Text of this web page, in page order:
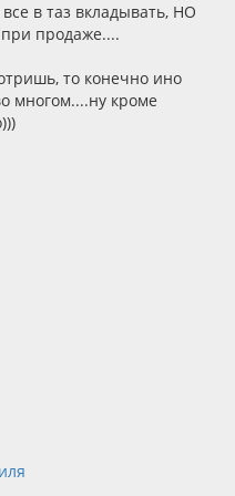
в таз вкладывать, НО
продаже....
то конечно ино
многом....ну кроме